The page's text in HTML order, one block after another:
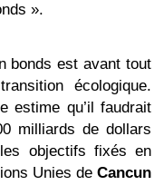
».
bonds est avant tout
écologique.
estime qu’il faudrait
milliards de dollars
objectifs fixés en
Unies de Cancun